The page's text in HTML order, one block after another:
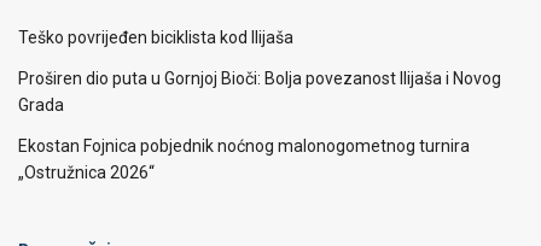
Teško povrijeđen biciklista kod Ilijaša
Proširen dio puta u Gornjoj Bioči: Bolja povezanost Ilijaša i Novog
Grada
Ekostan Fojnica pobjednik noćnog malonogometnog turnira
„Ostružnica 2026“